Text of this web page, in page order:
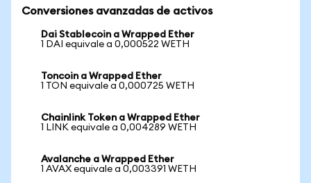
Conversiones avanzadas de activos
Dai Stablecoin a Wrapped Ether
1 DAI equivale a 0,000522 WETH
Toncoin a Wrapped Ether
1 TON equivale a 0,000725 WETH
Chainlink Token a Wrapped Ether
1 LINK equivale a 0,004289 WETH
Avalanche a Wrapped Ether
1 AVAX equivale a 0,003391 WETH